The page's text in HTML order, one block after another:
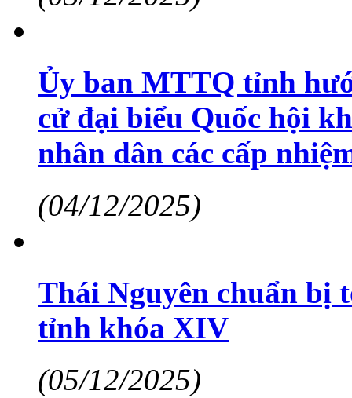
Ủy ban MTTQ tỉnh
cử đại biểu Quốc hội
nhân dân các cấp
(04/12/2025)
Thái Nguyên chuẩn bị
tỉnh khóa XIV
(05/12/2025)